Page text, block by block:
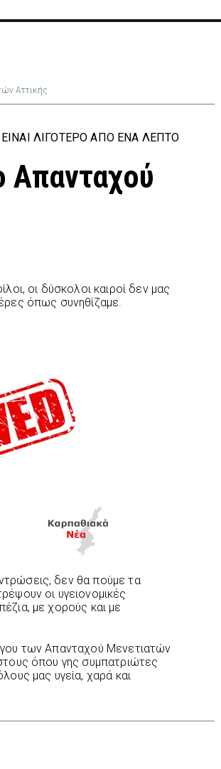
Αττικής
ΛΙΓΌΤΕΡΟ ΑΠΌ ΈΝΑ ΛΕΠΤΌ
Απανταχού
οι δύσκολοι καιροί δεν μας
όπως συνηθίζαμε.
δεν θα πούμε τα
οι υγειονομικές
με χορούς και με
των Απανταχού Μενετιατών
όπου γης συμπατριώτες
μας υγεία, χαρά και